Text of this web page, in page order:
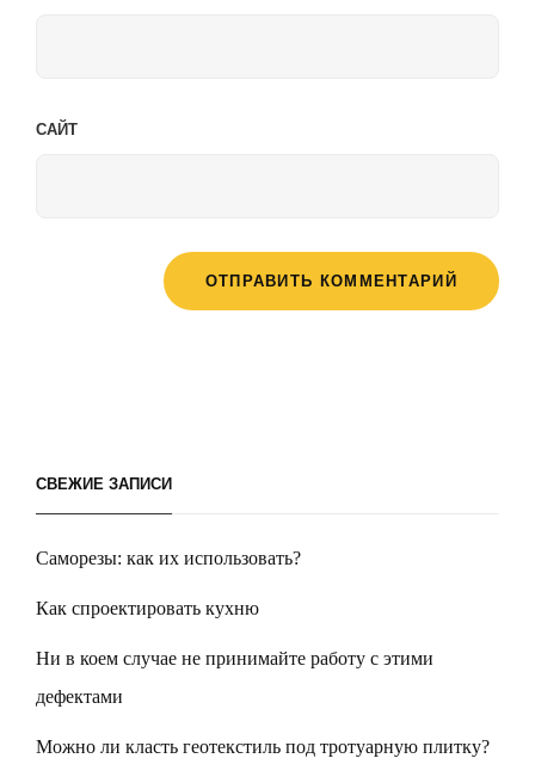
САЙТ
СВЕЖИЕ ЗАПИСИ
Саморезы: как их использовать?
Как спроектировать кухню
Ни в коем случае не принимайте работу с этими
дефектами
Можно ли класть геотекстиль под тротуарную плитку?